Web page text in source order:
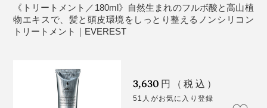
高温多湿なバスルームで、衛生的に置いておくができる
のです。
ュアル。使うたびに変化する形状も、使い終わった容器
の佇まいも、なんだかカッコいい。
女性スタッフT／毛量多め
泡がしっかり頭皮に定着してくれる感覚がよかった。洗
ました。ただ、私の髪質にはちょっと重たく感じるとこ
ろがありました。
《トリートメント／180ml》自然生まれのフルボ酸と高山植
物エキスで、髪と頭皮環境をしっとり整えるノンシリコン
トリートメント｜EVEREST
3,630 円（税込）
51人がお気に入り登録